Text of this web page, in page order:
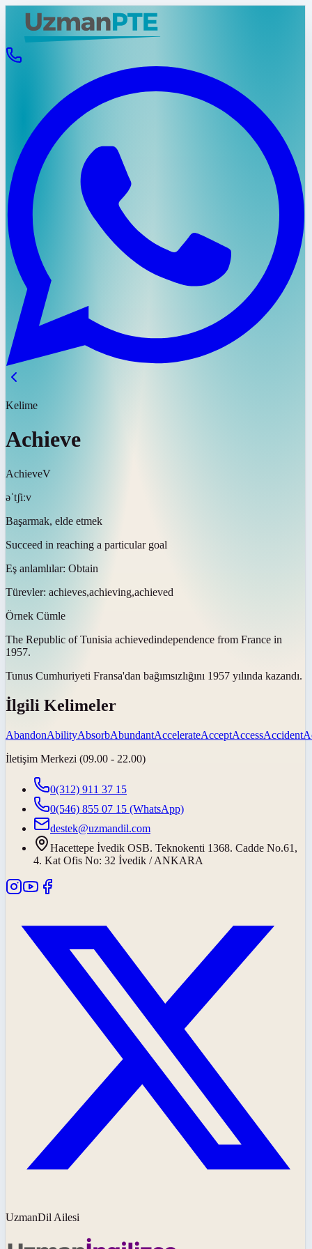
Kelime
Achieve
AchieveV
əˈtʃiːv
Başarmak, elde etmek
Succeed in reaching a particular goal
Eş anlamlılar: Obtain
Türevler: achieves,achieving,achieved
Örnek Cümle
The Republic of Tunisia achievedindependence from France in
1957.
Tunus Cumhuriyeti Fransa'dan bağımsızlığını 1957 yılında kazandı.
İlgili Kelimeler
AbandonAbilityAbsorbAbundantAccelerateAcceptAccessAccident
İletişim Merkezi (09.00 - 22.00)
0(312) 911 37 15
0(546) 855 07 15 (WhatsApp)
destek@uzmandil.com
Hacettepe İvedik OSB. Teknokenti 1368. Cadde No.61,
4. Kat Ofis No: 32 İvedik / ANKARA
UzmanDil Ailesi